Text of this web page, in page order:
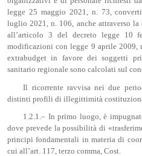
legge 25 maggio 2021, n. 73,
luglio 2021, n. 106, anche attraverso
all’articolo 3 del decreto legge 10
modificazioni con legge 9 aprile 2009,
extrabudget in favore dei soggetti
sanitario regionale sono calcolati sul
Il ricorrente ravvisa nei due
distinti profili di illegittimità
1.2.1.– In primo luogo, è
dove prevede la possibilità di
principi fondamentali in materia di
cui all’art. 117, terzo comma, Cost.